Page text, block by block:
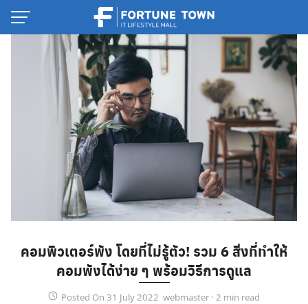
Skip
English
คอมพิวเตอร์พัง โดยที่ไม่รู้ตัว! รวม 6 สิ่งที่ทำให้
คอมพังได้ง่าย ๆ พร้อมวิธีการดูแล
Posted On 31 July 2022 webmaster ·